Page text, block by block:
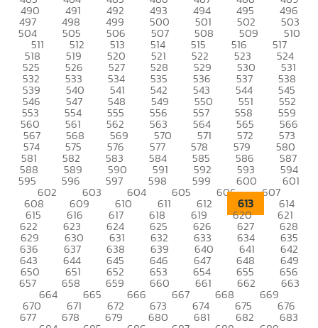
490 491 492 493 494 495 496
497 498 499 500 501 502 503
504 505 506 507 508 509 510
511 512 513 514 515 516 517
518 519 520 521 522 523 524
525 526 527 528 529 530 531
532 533 534 535 536 537 538
539 540 541 542 543 544 545
546 547 548 549 550 551 552
553 554 555 556 557 558 559
560 561 562 563 564 565 566
567 568 569 570 571 572 573
574 575 576 577 578 579 580
581 582 583 584 585 586 587
588 589 590 591 592 593 594
595 596 597 598 599 600 601
602 603 604 605 606 607
608 609 610 611 612 613 614
615 616 617 618 619 620 621
622 623 624 625 626 627 628
629 630 631 632 633 634 635
636 637 638 639 640 641 642
643 644 645 646 647 648 649
650 651 652 653 654 655 656
657 658 659 660 661 662 663
664 665 666 667 668 669
670 671 672 673 674 675 676
677 678 679 680 681 682 683